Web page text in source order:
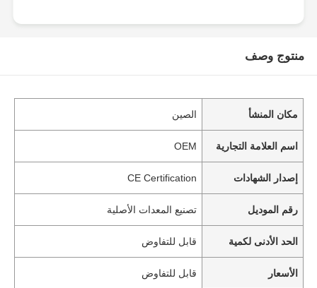
منتوج وصف
مكان المنشأ الصين
اسم العلامة التجارية OEM
إصدار الشهادات CE Certification
رقم الموديل تصنيع المعدات الأصلية
الحد الأدنى لكمية قابل للتفاوض
الأسعار قابل للتفاوض